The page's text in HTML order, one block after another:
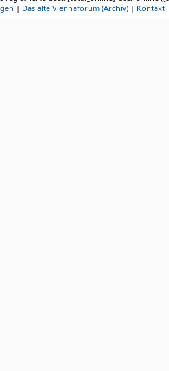
| Das alte Viennaforum (Archiv) | Kontakt